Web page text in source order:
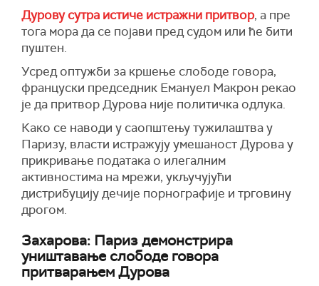
Дурову сутра истиче истражни притвор, а пре
тога мора да се појави пред судом или ће бити
пуштен.
Усред оптужби за кршење слободе говора,
француски председник Емануел Макрон рекао
је да притвор Дурова није политичка одлука.
Како се наводи у саопштењу тужилаштва у
Паризу, власти истражују умешаност Дурова у
прикривање података о илегалним
активностима на мрежи, укључујући
дистрибуцију дечије порнографије и трговину
дрогом.
Захарова: Париз демонстрира
уништавање слободе говора
притварањем Дурова